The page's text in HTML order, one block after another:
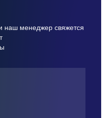
наш менеджер свяжется